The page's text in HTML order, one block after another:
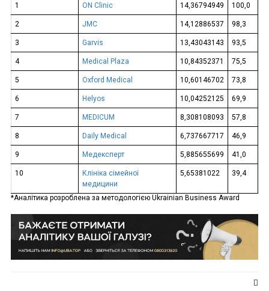
1 ON Clinic 14,36794949 100,0
2 JMC 14,12886537 98,3
3 Garvis 13,43043143 93,5
4 Medical Plaza 10,84352371 75,5
5 Oxford Medical 10,60146702 73,8
6 Helyos 10,04252125 69,9
7 MEDICUM 8,308108093 57,8
8 Daily Medical 6,737667717 46,9
9 Медексперт 5,885655699 41,0
10
Клініка сімейної
медицини
5,65381022 39,4
*Аналітика розроблена за методологією Ukrainian Business Award